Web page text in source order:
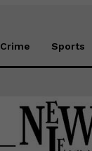
Crime Sports